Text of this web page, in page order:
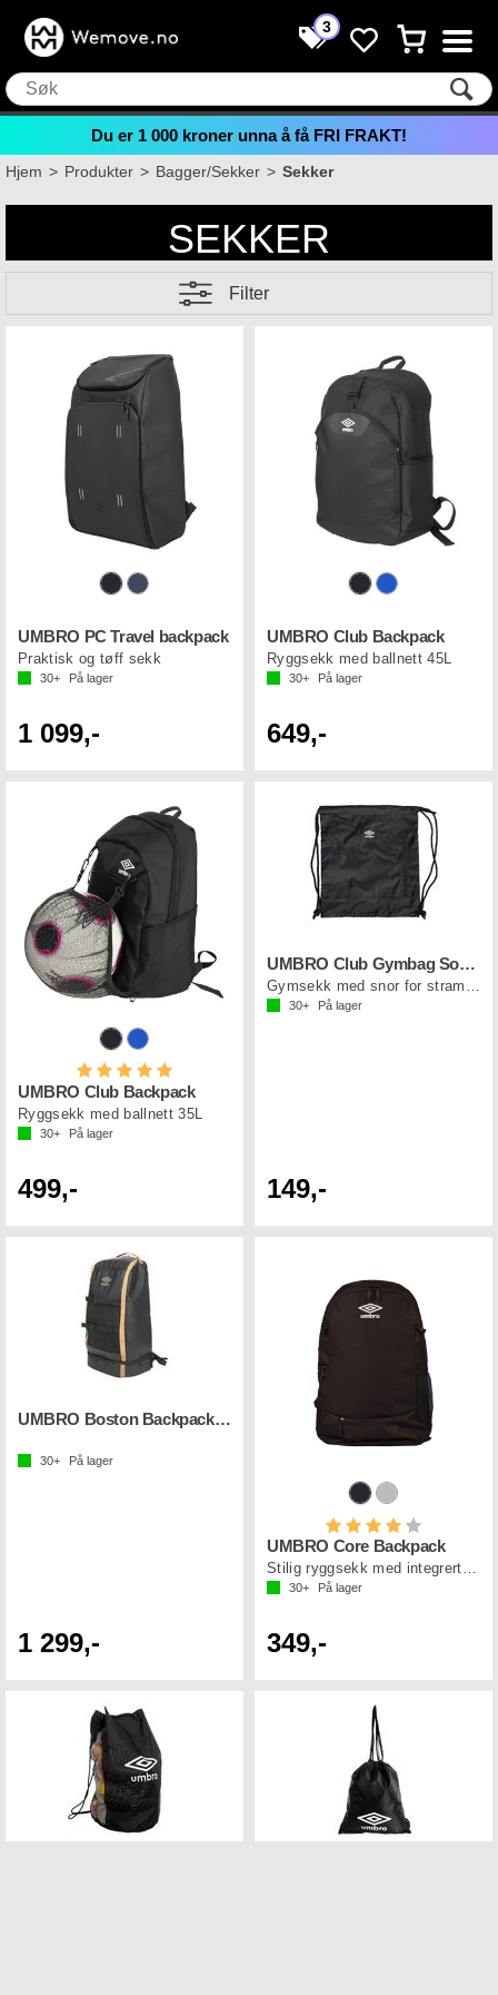
3
Du er 1 000 kroner unna å få FRI FRAKT!
Hjem>Produkter>Bagger/Sekker>Sekker
SEKKER
Filter
UMBRO PC Travel backpack
Praktisk og tøff sekk
30+ På lager
1 099,-
UMBRO Club Backpack
Ryggsekk med ballnett 45L
30+ På lager
649,-
Karakter:
UMBRO Club Backpack
Ryggsekk med ballnett 35L
30+ På lager
499,-
UMBRO Club Gymbag Sort OS
30+ På lager
149,-
UMBRO Boston Backpack Sort 32L
30+ På lager
1 299,-
Karakter:
UMBRO Core Backpack
Stilig ryggsekk med integrert ballnett
30+ På lager
349,-